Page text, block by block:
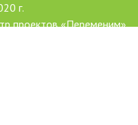
г.
проектов «Переменим»